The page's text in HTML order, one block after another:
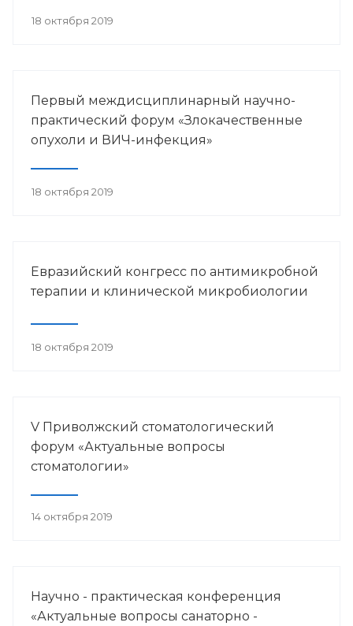
18 октября 2019
Первый междисциплинарный научно-
практический форум «Злокачественные
опухоли и ВИЧ-инфекция»
18 октября 2019
Евразийский конгресс по антимикробной
терапии и клинической микробиологии
18 октября 2019
V Приволжский стоматологический
форум «Актуальные вопросы
стоматологии»
14 октября 2019
Научно - практическая конференция
«Актуальные вопросы санаторно -